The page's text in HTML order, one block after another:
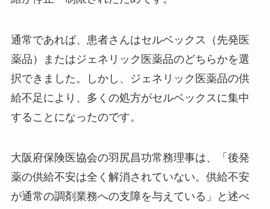
通常であれば、患者さんはセルベックス（先発医
薬品）またはジェネリック医薬品のどちらかを選
択できました。しかし、ジェネリック医薬品の供
給不足により、多くの処方がセルベックスに集中
することになったのです。
大阪府保険医協会の羽尻昌功常務理事は、「後発
薬の供給不安は全く解消されていない。供給不安
が通常の調剤業務への支障を与えている」と述べ